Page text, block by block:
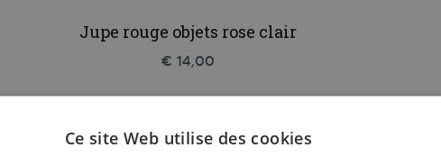
Jupe rouge objets rose clair
€ 14,00
Ce site Web utilise des cookies